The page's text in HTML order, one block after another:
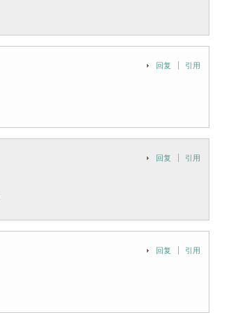
回复 引用
回复 引用
回复 引用